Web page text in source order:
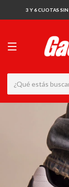
3 Y 6 CUOTAS